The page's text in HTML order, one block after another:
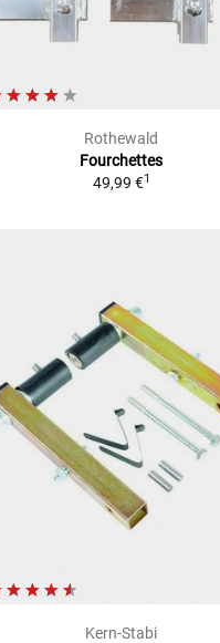
Rothewald
Fourchettes
49,99 €1
Kern-Stabi